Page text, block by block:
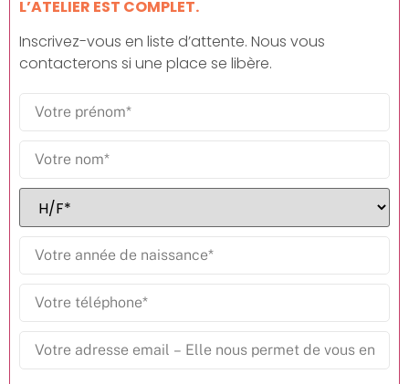
L’ATELIER EST COMPLET.
Inscrivez-vous en liste d’attente. Nous vous
contacterons si une place se libère.